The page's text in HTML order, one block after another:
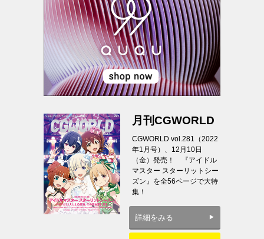
月刊CGWORLD
CGWORLD vol.281（2022
年1月号）、12月10日
（金）発売！ 『アイドル
マスター スターリットシー
ズン』を全56ページで大特
集！
詳細をみる